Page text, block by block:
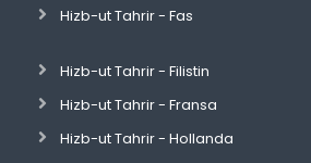
Hizb-ut Tahrir - Fas
Hizb-ut Tahrir - Filistin
Hizb-ut Tahrir - Fransa
Hizb-ut Tahrir - Hollanda